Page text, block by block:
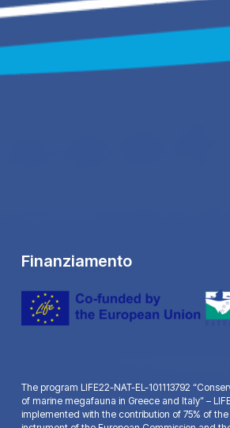
Finanziamento
The program LIFE22-NAT-EL-101113792
of marine megafauna in Greece and Italy” –
implemented with the contribution of 75% of the